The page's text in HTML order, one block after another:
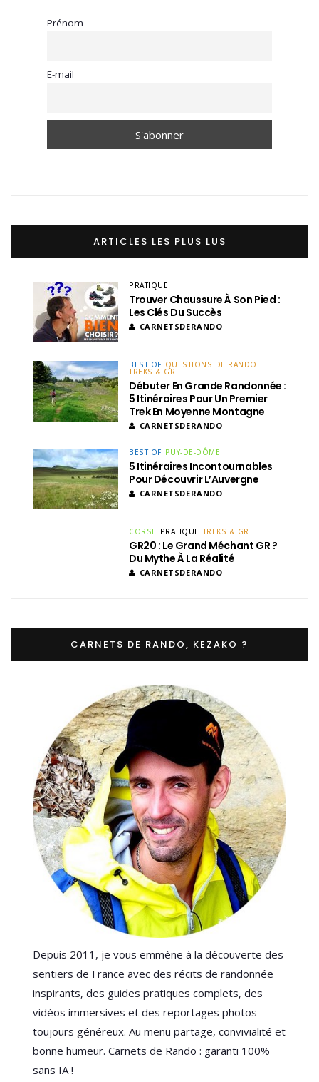
Prénom
E-mail
ARTICLES LES PLUS LUS
PRATIQUE
Trouver Chaussure À Son Pied :
Les Clés Du Succès
CARNETSDERANDO
BEST OF QUESTIONS DE RANDO
TREKS & GR
Débuter En Grande Randonnée :
5 Itinéraires Pour Un Premier
Trek En Moyenne Montagne
CARNETSDERANDO
BEST OF PUY-DE-DÔME
5 Itinéraires Incontournables
Pour Découvrir L’Auvergne
CARNETSDERANDO
CORSE PRATIQUE TREKS & GR
GR20 : Le Grand Méchant GR ?
Du Mythe À La Réalité
CARNETSDERANDO
CARNETS DE RANDO, KEZAKO ?
Depuis 2011, je vous emmène à la découverte des
sentiers de France avec des récits de randonnée
inspirants, des guides pratiques complets, des
vidéos immersives et des reportages photos
toujours généreux. Au menu partage, convivialité et
bonne humeur. Carnets de Rando : garanti 100%
sans IA !